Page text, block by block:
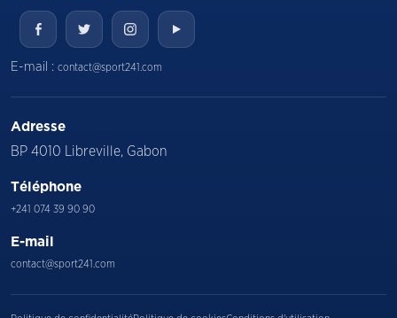
E-mail : contact@sport241.com
Adresse
BP 4010 Libreville, Gabon
Téléphone
+241 074 39 90 90
E-mail
contact@sport241.com